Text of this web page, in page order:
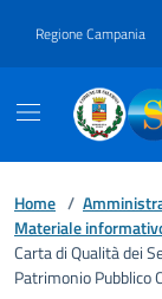
Regione Campania
Home /
Materiale
Carta di Qualità dei
Patrimonio Pubblico